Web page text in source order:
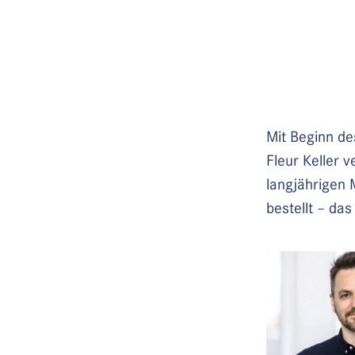
Mit Beginn
Fleur Keller
langjährigen
bestellt –